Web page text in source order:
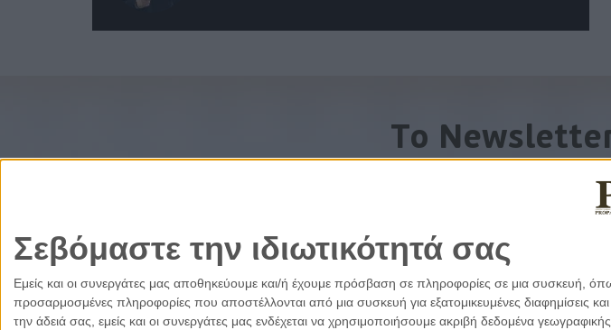
Σεβόμαστε την ιδιωτικότητά σας
Εμείς και οι συνεργάτες μας αποθηκεύουμε και/ή έχουμε πρόσβαση σε πληροφορίες σε μια συσκευή,
προσαρμοσμένες πληροφορίες που αποστέλλονται από μια συσκευή για εξατομικευμένες διαφημίσεις
την άδειά σας, εμείς και οι συνεργάτες μας ενδέχεται να χρησιμοποιήσουμε ακριβή δεδομένα
To
Λάβετε την ανάλυση